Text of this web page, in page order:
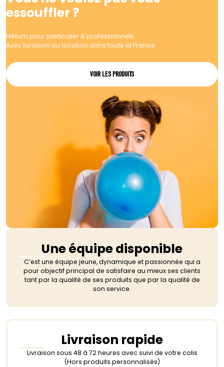
essouffler ?
Hélium pour particulier & professionnels
Avec livraison ou location dans toute la France
VOIR LES PRODUITS
Une équipe disponible
C’est une équipe jeune, dynamique et passionnée qui a
pour objectif principal de satisfaire au mieux ses clients
tant par la qualité de ses produits que par la qualité de
son service.
Livraison rapide
Livraison sous 48 à 72 heures avec suivi de votre colis
(Hors produits personnalisés)